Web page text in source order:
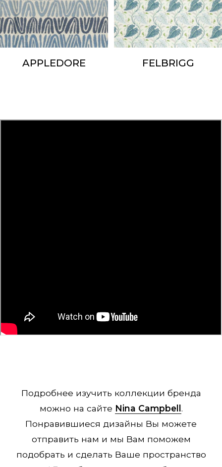
APPLEDORE FELBRIGG
Подробнее изучить коллекции бренда
можно на сайте Nina Campbell.
Понравившиеся дизайны Вы можете
отправить нам и мы Вам поможем
подобрать и сделать Ваше пространство